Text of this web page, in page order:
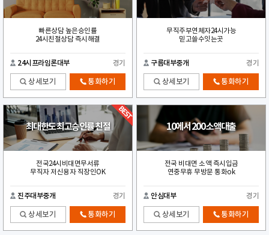
빠른상담 높은승인률
24시친절상담 즉시해결
24시프라임론대부 경기
상세보기 통화하기
무직주부연체자24시가능
믿고쓸수잇는곳
구름대부중개 경기
상세보기 통화하기
최대한도 최고승인률 친절
전국24시비대면무서류
무직자 저신용자 직장인OK
진주대부중개 경기
상세보기 통화하기
10에서 200 소액대출
전국 비대면 소액 즉시입금
연중무휴 무방문 통화ok
안심대부 경기
상세보기 통화하기